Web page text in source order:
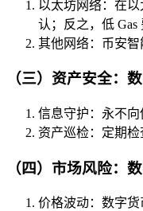
以太坊网络：在
认；反之，低 Gas
其他网络：币安智
（三）资产安全：
信息守护：永不向
资产巡检：定期
（四）市场风险：
价格波动：数字